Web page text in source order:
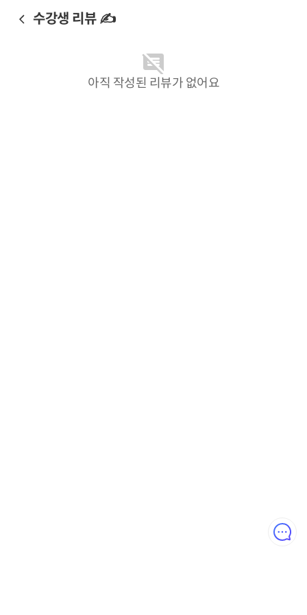
수강생 리뷰 ✍️
아직 작성된 리뷰가 없어요